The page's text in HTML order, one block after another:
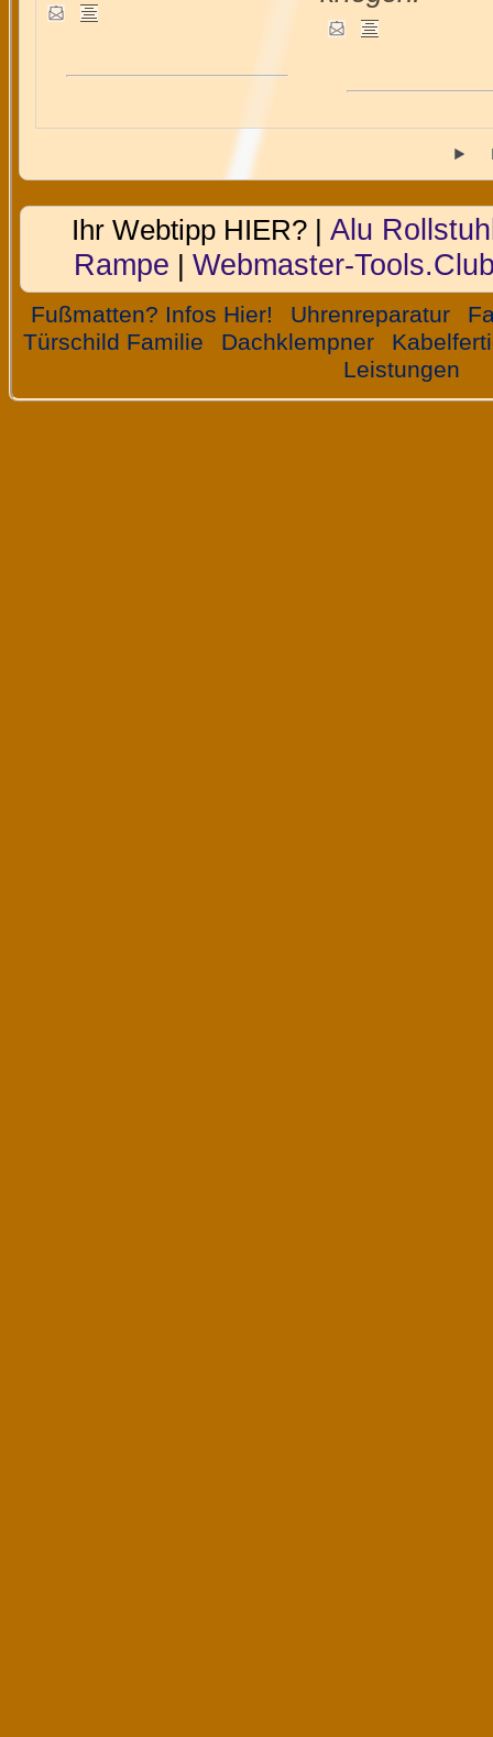
Ihr Webtipp HIER? | Alu
Rampe | Webmaster-
Fußmatten? Infos Hier! Uhrenreparatur
Türschild Familie
Dachklempner
Leistungen